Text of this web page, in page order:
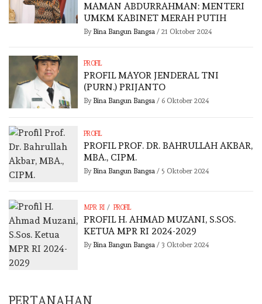
MAMAN ABDURRAHMAN: MENTERI
UMKM KABINET MERAH PUTIH
By Bina Bangun Bangsa/ 21 Oktober 2024
PROFIL
PROFIL MAYOR JENDERAL TNI
(PURN.) PRIJANTO
By Bina Bangun Bangsa/ 6 Oktober 2024
PROFIL
PROFIL PROF. DR. BAHRULLAH AKBAR,
MBA., CIPM.
By Bina Bangun Bangsa/ 5 Oktober 2024
MPR RI / PROFIL
PROFIL H. AHMAD MUZANI, S.SOS.
KETUA MPR RI 2024-2029
By Bina Bangun Bangsa/ 3 Oktober 2024
PERTANAHAN